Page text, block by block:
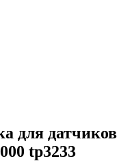
для датчиков
tp3233